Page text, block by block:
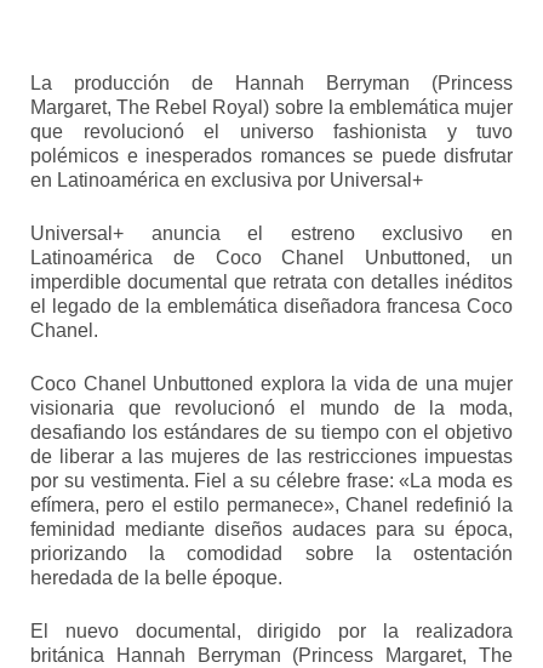
La producción de Hannah Berryman (Princess
Margaret, The Rebel Royal) sobre la emblemática mujer
que revolucionó el universo fashionista y tuvo
polémicos e inesperados romances se puede disfrutar
en Latinoamérica en exclusiva por Universal+
Universal+ anuncia el estreno exclusivo en
Latinoamérica de Coco Chanel Unbuttoned, un
imperdible documental que retrata con detalles inéditos
el legado de la emblemática diseñadora francesa Coco
Chanel.
Coco Chanel Unbuttoned explora la vida de una mujer
visionaria que revolucionó el mundo de la moda,
desafiando los estándares de su tiempo con el objetivo
de liberar a las mujeres de las restricciones impuestas
por su vestimenta. Fiel a su célebre frase: «La moda es
efímera, pero el estilo permanece», Chanel redefinió la
feminidad mediante diseños audaces para su época,
priorizando la comodidad sobre la ostentación
heredada de la belle époque.
El nuevo documental, dirigido por la realizadora
británica Hannah Berryman (Princess Margaret, The